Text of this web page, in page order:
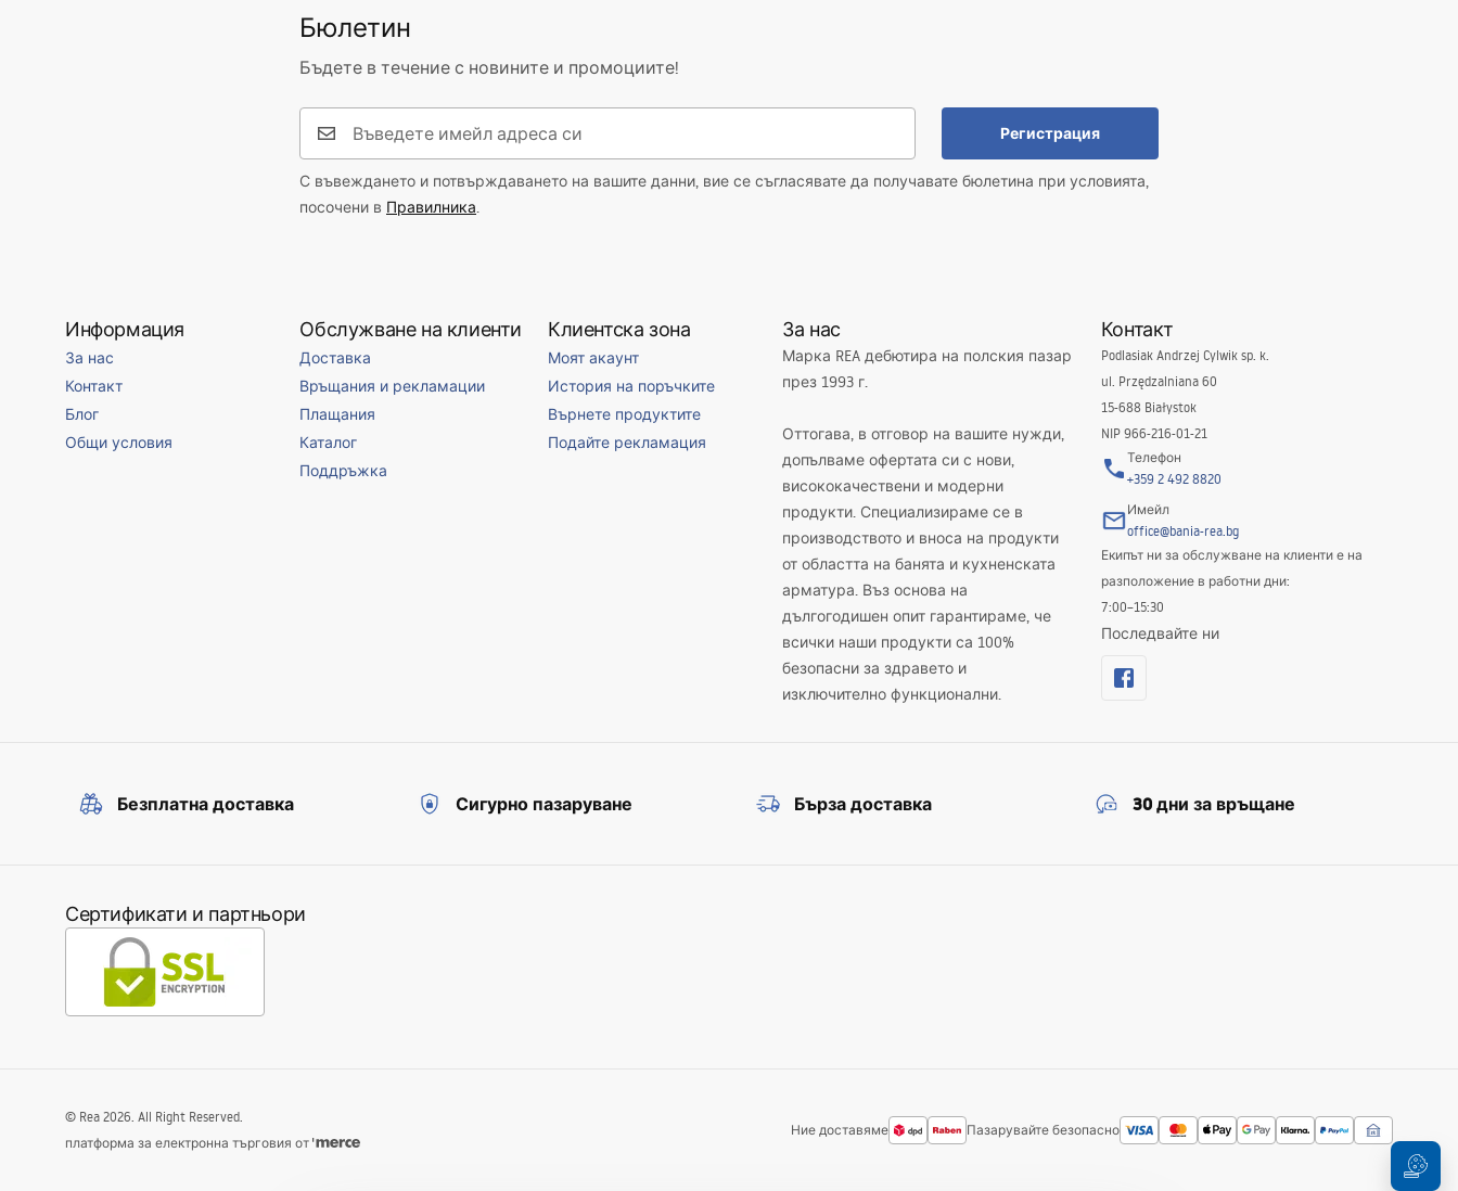
Бюлетин
Бъдете в течение с новините и промоциите!
Регистрация
С въвеждането и потвърждаването на вашите данни, вие се съгласявате да получавате бюлетина при условията,
посочени в Правилника.
Информация
За нас
Контакт
Блог
Общи условия
Обслужване на клиенти
Доставка
Връщания и рекламации
Плащания
Каталог
Поддръжка
Клиентска зона
Моят акаунт
История на поръчките
Върнете продуктите
Подайте рекламация
За нас
Марка REA дебютира на полския пазар
през 1993 г.
Оттогава, в отговор на вашите нужди,
допълваме офертата си с нови,
висококачествени и модерни
продукти. Специализираме се в
производството и вноса на продукти
от областта на банята и кухненската
арматура. Въз основа на
дългогодишен опит гарантираме, че
всички наши продукти са 100%
безопасни за здравето и
изключително функционални.
Контакт
Podlasiak Andrzej Cylwik sp. k.
ul. Przędzalniana 60
15-688 Białystok
NIP 966-216-01-21
Телефон
+359 2 492 8820
Имейл
office@bania-rea.bg
Екипът ни за обслужване на клиенти е на
разположение в работни дни:
7:00–15:30
Последвайте ни
Безплатна доставка Сигурно пазаруване Бърза доставка 30 дни за връщане
Сертификати и партньори
Ние доставяме Пазарувайте безопасно
© Rea 2026. All Right Reserved.
платформа за електронна търговия от